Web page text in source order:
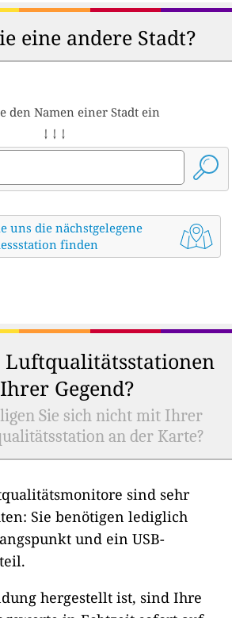
eine andere Stadt?
den Namen einer Stadt ein
↓ ↓ ↓
uns die nächstgelegene
finden
Luftqualitätsstationen
Gegend?
Sie sich nicht mit Ihrer
an der Karte?
sind sehr
Sie benötigen lediglich
und ein USB-
hergestellt ist, sind Ihre